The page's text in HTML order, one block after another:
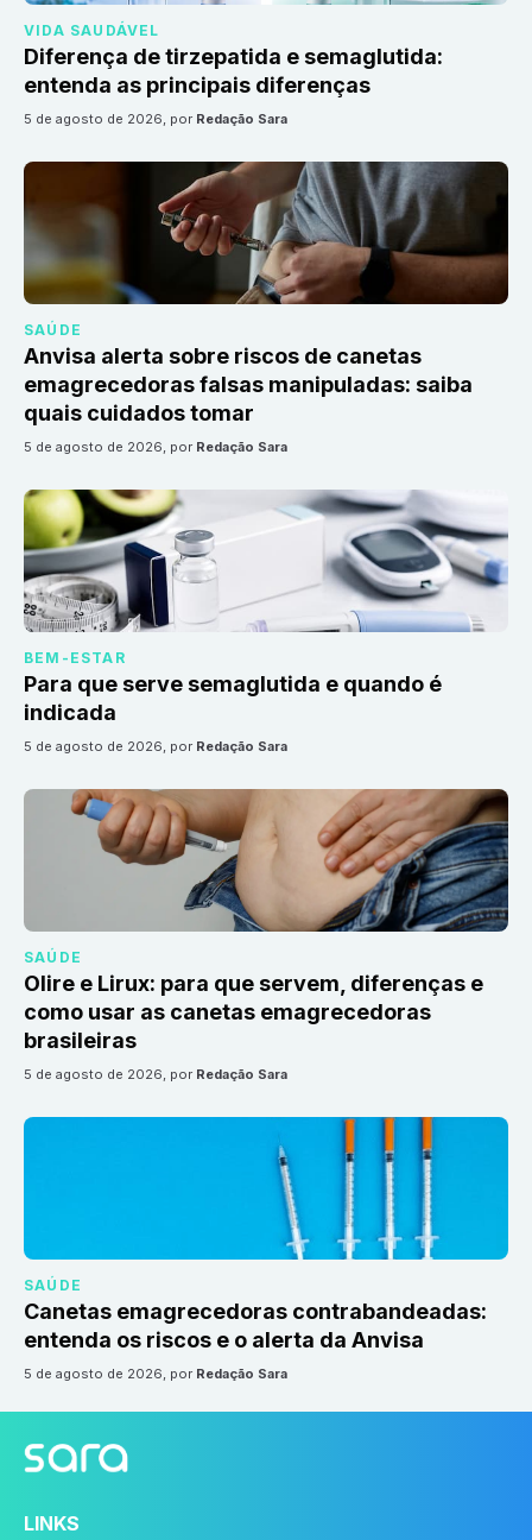
VIDA SAUDÁVEL
Diferença de tirzepatida e semaglutida:
entenda as principais diferenças
5 de agosto de 2026, por Redação Sara
SAÚDE
Anvisa alerta sobre riscos de canetas
emagrecedoras falsas manipuladas: saiba
quais cuidados tomar
5 de agosto de 2026, por Redação Sara
BEM-ESTAR
Para que serve semaglutida e quando é
indicada
5 de agosto de 2026, por Redação Sara
SAÚDE
Olire e Lirux: para que servem, diferenças e
como usar as canetas emagrecedoras
brasileiras
5 de agosto de 2026, por Redação Sara
SAÚDE
Canetas emagrecedoras contrabandeadas:
entenda os riscos e o alerta da Anvisa
5 de agosto de 2026, por Redação Sara
LINKS